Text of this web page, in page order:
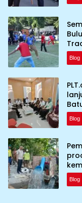
Blog
Blog
Blog